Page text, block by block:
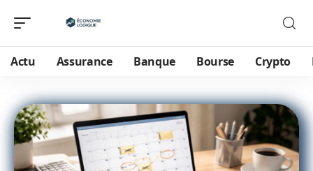
Actu Assurance Banque Bourse Crypto